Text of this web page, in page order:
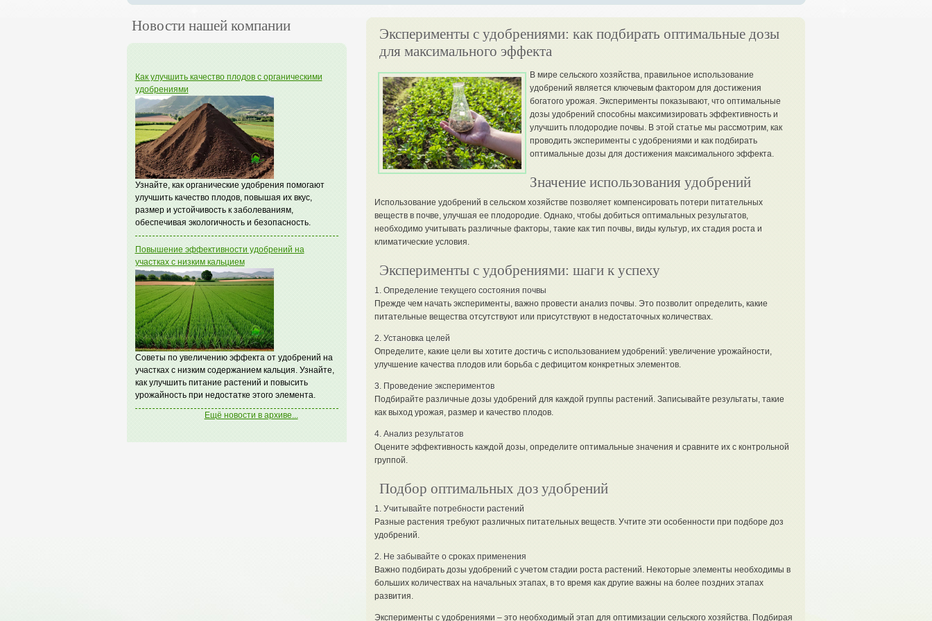
Новости нашей компании
Как улучшить качество плодов с органическими
удобрениями
Узнайте, как органические удобрения помогают
улучшить качество плодов, повышая их вкус,
размер и устойчивость к заболеваниям,
обеспечивая экологичность и безопасность.
Повышение эффективности удобрений на
участках с низким кальцием
Советы по увеличению эффекта от удобрений на
участках с низким содержанием кальция. Узнайте,
как улучшить питание растений и повысить
урожайность при недостатке этого элемента.
Ещё новости в архиве...
Эксперименты с удобрениями: как подбирать оптимальные дозы
для максимального эффекта
В мире сельского хозяйства, правильное использование
удобрений является ключевым фактором для достижения
богатого урожая. Эксперименты показывают, что оптимальные
дозы удобрений способны максимизировать эффективность и
улучшить плодородие почвы. В этой статье мы рассмотрим, как
проводить эксперименты с удобрениями и как подбирать
оптимальные дозы для достижения максимального эффекта.
Значение использования удобрений
Использование удобрений в сельском хозяйстве позволяет компенсировать потери питательных
веществ в почве, улучшая ее плодородие. Однако, чтобы добиться оптимальных результатов,
необходимо учитывать различные факторы, такие как тип почвы, виды культур, их стадия роста и
климатические условия.
Эксперименты с удобрениями: шаги к успеху
1. Определение текущего состояния почвы
Прежде чем начать эксперименты, важно провести анализ почвы. Это позволит определить, какие
питательные вещества отсутствуют или присутствуют в недостаточных количествах.
2. Установка целей
Определите, какие цели вы хотите достичь с использованием удобрений: увеличение урожайности,
улучшение качества плодов или борьба с дефицитом конкретных элементов.
3. Проведение экспериментов
Подбирайте различные дозы удобрений для каждой группы растений. Записывайте результаты, такие
как выход урожая, размер и качество плодов.
4. Анализ результатов
Оцените эффективность каждой дозы, определите оптимальные значения и сравните их с контрольной
группой.
Подбор оптимальных доз удобрений
1. Учитывайте потребности растений
Разные растения требуют различных питательных веществ. Учтите эти особенности при подборе доз
удобрений.
2. Не забывайте о сроках применения
Важно подбирать дозы удобрений с учетом стадии роста растений. Некоторые элементы необходимы в
больших количествах на начальных этапах, в то время как другие важны на более поздних этапах
развития.
Эксперименты с удобрениями – это необходимый этап для оптимизации сельского хозяйства. Подбирая